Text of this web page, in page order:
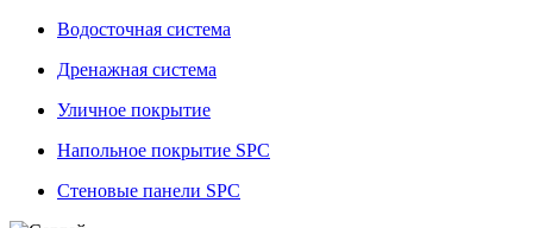
Водосточная система
Дренажная система
Уличное покрытие
Напольное покрытие SPC
Стеновые панели SPC